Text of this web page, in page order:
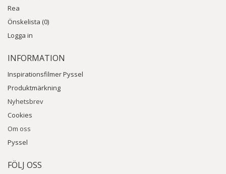
Rea
Önskelista (0)
Logga in
INFORMATION
Inspirationsfilmer Pyssel
Produktmärkning
Nyhetsbrev
Cookies
Om oss
Pyssel
FÖLJ OSS